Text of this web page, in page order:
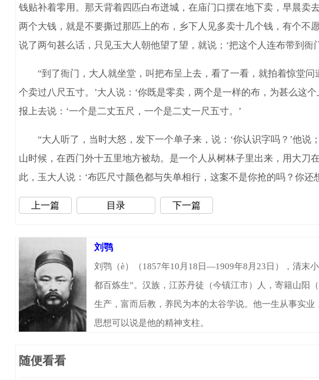
钱贴补着零用。那天背着四匹白布迸城，在庙门口摆在地下卖，早晨
两个大钱，就是不要撕过那匹上的布，乡下人见多卖十几个钱，有个
说了两句甚么话，只见玉大人朝他望了望，就说；‘把这个人连布带到衙
“到了衙门，大人就坐堂，叫把布呈上去，看了一看，就拍着惊堂问道
个卖过八尺五寸。’大人说：‘你既是零卖，两个是一样的布，为甚么这
报上去说：‘一个是二丈五尺，一个是二丈一尺五寸。’
“大人听了，当时大怒，发下一个单子来，说：‘你认识字吗？’他说
山时候，在西门外十五里地方被劫。是一个人从树林子里出来，用大刀
此，玉大人说：‘布匹尺寸颜色都与失单相行，这案不是你抢的吗？你
上一篇 目录 下一篇
刘鹗
刘鹗（è）（1857年10月18日—1909年8月23日），清末
都百炼生”。汉族，江苏丹徒（今镇江市）人，寄籍山阳
生产，富而后教，养民为本的太谷学说。他一生从事实
思想可以说是他的精神支柱。
随便看看